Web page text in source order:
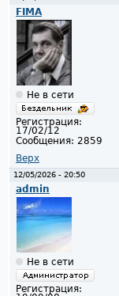
FIMA
Не в сети
Регистрация:
17/02/12
Сообщения: 2859
Верх
12/05/2026 - 20:50
admin
Не в сети
Регистрация: